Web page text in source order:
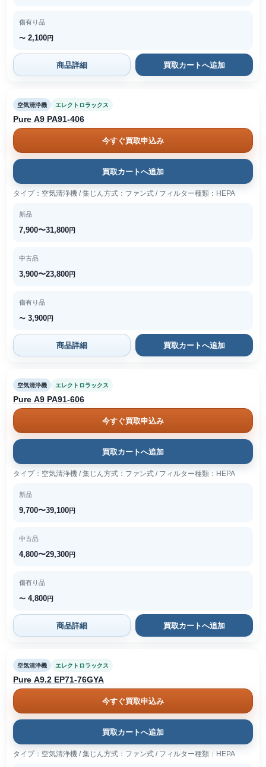
傷有り品
〜 2,100円
商品詳細 買取カートへ追加
空気清浄機 エレクトロラックス
Pure A9 PA91-406
今すぐ買取申込み
買取カートへ追加
タイプ：空気清浄機 / 集じん方式：ファン式 / フィルター種類：HEPA
新品
7,900〜31,800円
中古品
3,900〜23,800円
傷有り品
〜 3,900円
商品詳細 買取カートへ追加
空気清浄機 エレクトロラックス
Pure A9 PA91-606
今すぐ買取申込み
買取カートへ追加
タイプ：空気清浄機 / 集じん方式：ファン式 / フィルター種類：HEPA
新品
9,700〜39,100円
中古品
4,800〜29,300円
傷有り品
〜 4,800円
商品詳細 買取カートへ追加
空気清浄機 エレクトロラックス
Pure A9.2 EP71-76GYA
今すぐ買取申込み
買取カートへ追加
タイプ：空気清浄機 / 集じん方式：ファン式 / フィルター種類：HEPA